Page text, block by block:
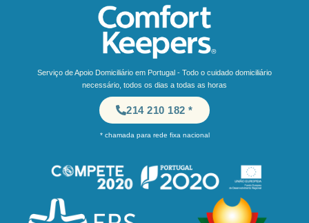
Serviço de Apoio Domiciliário em Portugal - Todo o cuidado domiciliário
necessário, todos os dias a todas as horas
214 210 182 *
* chamada para rede fixa nacional